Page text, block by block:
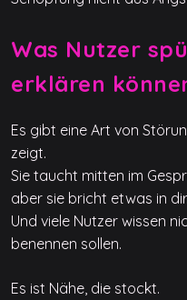
Was Nutzer
erklären
Es gibt eine Art von
zeigt.
Sie taucht mitten im
aber sie bricht etwas in dir.
Und viele Nutzer wissen
benennen sollen.
Es ist Nähe, die stockt.